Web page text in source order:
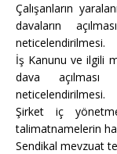
Çalışanların
davaların
neticelendirilmesi.
İş Kanunu ve ilgili
dava
neticelendirilmesi.
Şirket iç
talimatnamelerin
Sendikal mevzuat